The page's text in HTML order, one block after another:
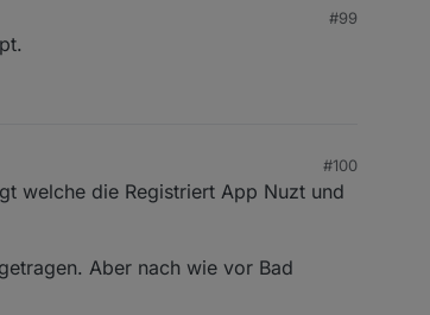
#99
#100
welche die Registriert App Nuzt und
Aber nach wie vor Bad